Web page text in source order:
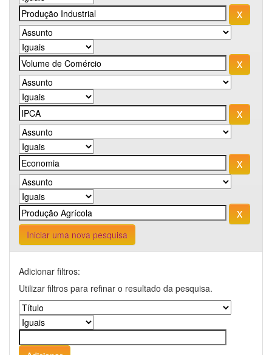
Iniciar uma nova pesquisa
Adicionar filtros:
Utilizar filtros para refinar o resultado da pesquisa.